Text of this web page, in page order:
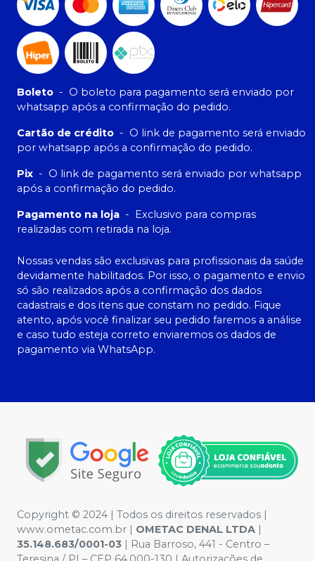
Boleto - O boleto para pagamento será enviado por
whatsapp após a confirmação do pedido.
Cartão de crédito - O link de pagamento será enviado
por whatsapp após a confirmação do pedido.
Pix - O link de pagamento será enviado por whatsapp
após a confirmação do pedido.
Pagamento na loja -
Exclusivo para compras
realizadas com retirada na loja.
Nossas vendas são exclusivas para profissionais da saúde
devidamente habilitados. Por isso, o pagamento e envio
só são realizados após a confirmação dos dados
cadastrais e dos itens que constam no pedido. Fique
atento, após você finalizar seu pedido faremos a análise
e caso tudo esteja correto enviaremos os dados de
pagamento via WhatsApp.
Copyright © 2024 | Todos os direitos reservados |
www.ometac.com.br | OMETAC DENAL LTDA |
35.148.683/0001-03 | Rua Barroso, 441 - Centro –